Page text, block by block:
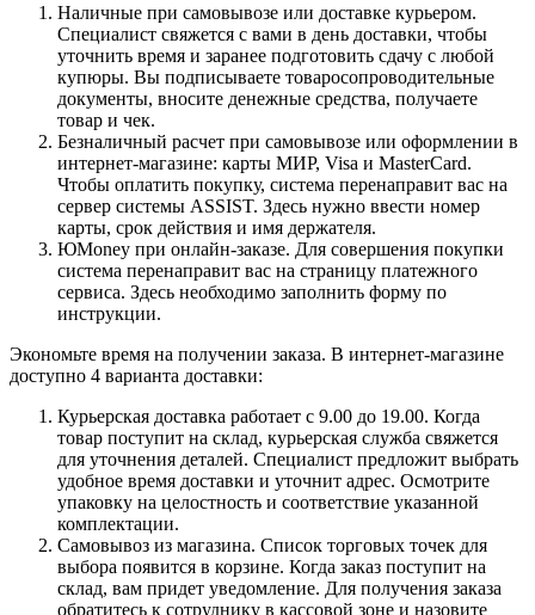
Наличные при самовывозе или доставке курьером.
Специалист свяжется с вами в день доставки, чтобы
уточнить время и заранее подготовить сдачу с любой
купюры. Вы подписываете товаросопроводительные
документы, вносите денежные средства, получаете
товар и чек.
Безналичный расчет при самовывозе или оформлении в
интернет-магазине: карты МИР, Visa и MasterCard.
Чтобы оплатить покупку, система перенаправит вас на
сервер системы ASSIST. Здесь нужно ввести номер
карты, срок действия и имя держателя.
ЮMoney при онлайн-заказе. Для совершения покупки
система перенаправит вас на страницу платежного
сервиса. Здесь необходимо заполнить форму по
инструкции.
Экономьте время на получении заказа. В интернет-магазине
доступно 4 варианта доставки:
Курьерская доставка работает с 9.00 до 19.00. Когда
товар поступит на склад, курьерская служба свяжется
для уточнения деталей. Специалист предложит выбрать
удобное время доставки и уточнит адрес. Осмотрите
упаковку на целостность и соответствие указанной
комплектации.
Самовывоз из магазина. Список торговых точек для
выбора появится в корзине. Когда заказ поступит на
склад, вам придет уведомление. Для получения заказа
обратитесь к сотруднику в кассовой зоне и назовите